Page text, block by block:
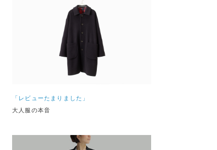
「レビューたまりました」
大人服の本音